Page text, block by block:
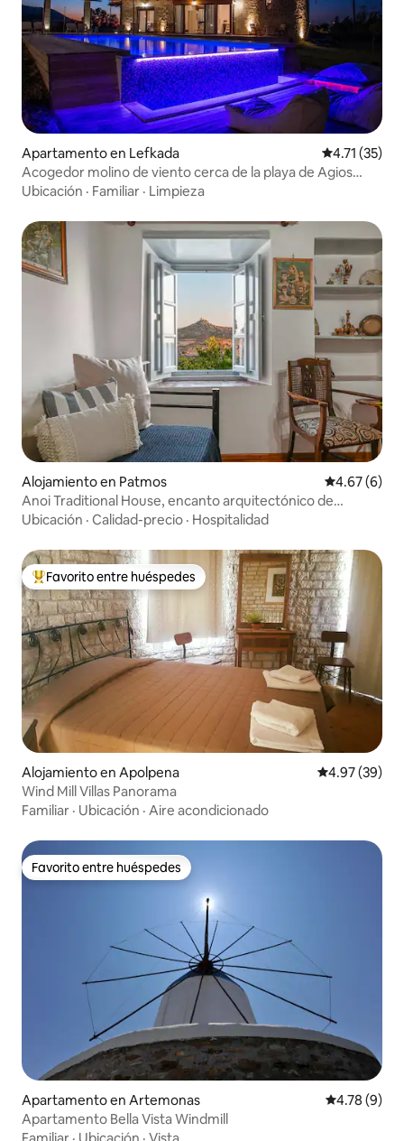
Apartamento en Lefkada Calificación
4.71 (35)
Acogedor molino de viento cerca de la playa de Agios
Ioannis
Ubicación · Familiar · Limpieza
Alojamiento en Patmos Calificación
4.67 (6)
Anoi Traditional House, encanto arquitectónico de
Patmos
Ubicación · Calidad-precio · Hospitalidad
Favorito entre huéspedes preferido
Favorito entre huéspedes
Alojamiento en Apolpena Calificación
4.97 (39)
Wind Mill Villas Panorama
Familiar · Ubicación · Aire acondicionado
Favorito entre huéspedes
Favorito entre huéspedes
Apartamento en Artemonas Calificación
4.78 (9)
Apartamento Bella Vista Windmill
Familiar · Ubicación · Vista